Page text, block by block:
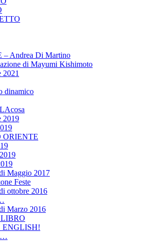
Andrea Di Martino
di Mayumi Kishimoto
2021
dinamico
2019
Maggio 2017
Feste
ottobre 2016
Marzo 2016
ENGLISH!